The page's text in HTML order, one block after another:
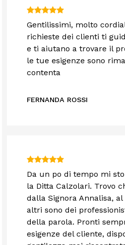
Gentilissimi, molto
richieste dei clienti ti
e ti aiutano a trovare il
le tue esigenze sono
contenta
FERNANDA ROSSI
Da un po di tempo mi
la Ditta Calzolari. Trovo
dalla Signora Annalisa,
altri sono dei
della parola. Pronti
esigenze del cliente,